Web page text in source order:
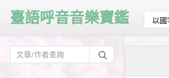
臺語呼音音樂寶鑑